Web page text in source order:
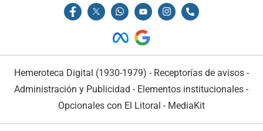
Hemeroteca Digital (1930-1979) - Receptorías de avisos -
Administración y Publicidad - Elementos institucionales -
Opcionales con El Litoral - MediaKit